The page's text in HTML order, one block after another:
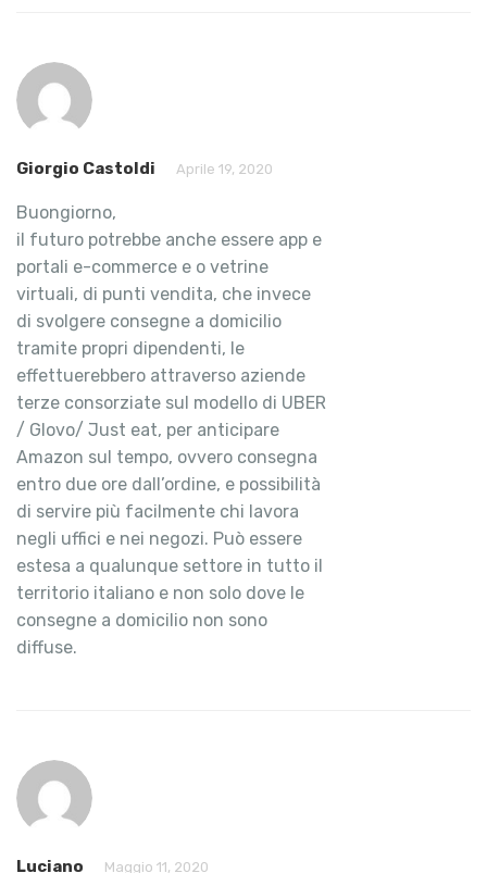
Giorgio Castoldi Aprile 19, 2020
Buongiorno,
il futuro potrebbe anche essere app e
portali e-commerce e o vetrine
virtuali, di punti vendita, che invece
di svolgere consegne a domicilio
tramite propri dipendenti, le
effettuerebbero attraverso aziende
terze consorziate sul modello di UBER
/ Glovo/ Just eat, per anticipare
Amazon sul tempo, ovvero consegna
entro due ore dall’ordine, e possibilità
di servire più facilmente chi lavora
negli uffici e nei negozi. Può essere
estesa a qualunque settore in tutto il
territorio italiano e non solo dove le
consegne a domicilio non sono
diffuse.
Luciano Maggio 11, 2020